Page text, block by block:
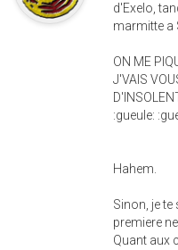
d'Exelo,
marmitte a
ON ME
J'VAIS
:gueule:
Hahem.
Sinon, je te
premiere
Quant aux